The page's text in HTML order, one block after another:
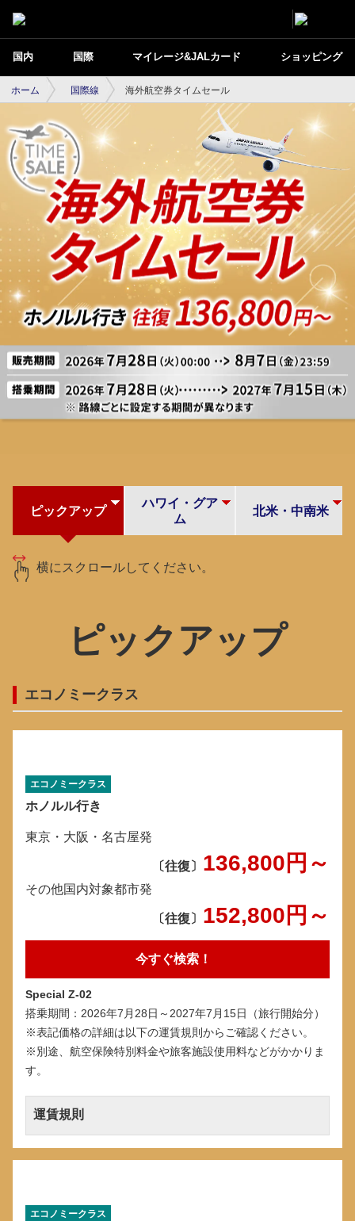
国内 国際 マイレージ&JALカード ショッピング
ホーム 国際線 海外航空券タイムセール
ピックアップ
ハワイ・グア
ム
北米・中南米
横にスクロールしてください。
ピックアップ
エコノミークラス
エコノミークラス
ホノルル行き
東京・大阪・名古屋発
〔往復〕 136,800 円～
その他国内対象都市発
〔往復〕 152,800 円～
今すぐ検索！
Special Z-02
搭乗期間：2026年7月28日～2027年7月15日（旅行開始分）
※表記価格の詳細は以下の運賃規則からご確認ください。
※別途、航空保険特別料金や旅客施設使用料などがかかりま
す。
運賃規則
エコノミークラス